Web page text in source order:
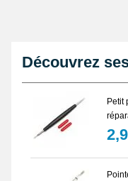
Découvrez
Petit